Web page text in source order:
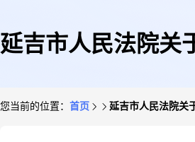
延吉市人民法院关
您当前的位置： 首页 延吉市人民法院关